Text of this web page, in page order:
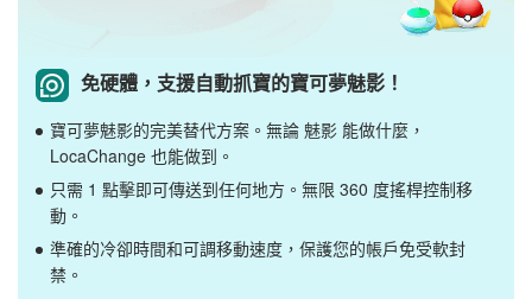
免硬體，支援自動抓寶的寶可夢魅影！
寶可夢魅影的完美替代方案。無論 魅影 能做什麼，
LocaChange 也能做到。
只需 1 點擊即可傳送到任何地方。無限 360 度搖桿控制移
動。
準確的冷卻時間和可調移動速度，保護您的帳戶免受軟封
禁。